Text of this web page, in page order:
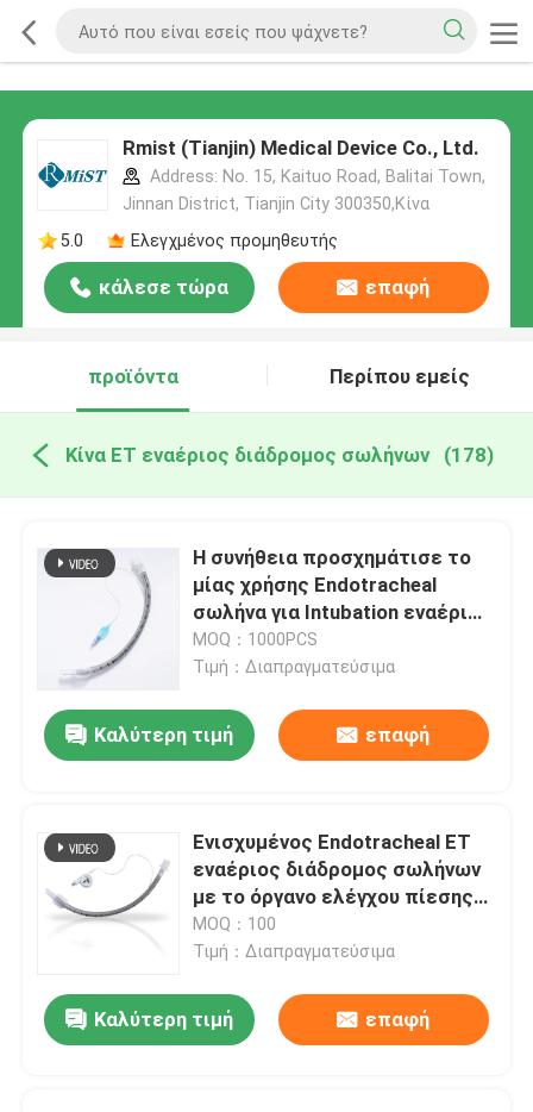
Rmist (Tianjin) Medical Device Co., Ltd.
Address: No. 15, Kaituo Road, Balitai Town,
Jinnan District, Tianjin City 300350,Κίνα
5.0
Ελεγχμένος προμηθευτής
κάλεσε τώρα επαφή
προϊόντα Περίπου εμείς
Κίνα ET εναέριος διάδρομος σωλήνων (178)
Η συνήθεια προσχημάτισε το
μίας χρήσης Endotracheal
σωλήνα για Intubation εναέριων
διαδρόμων
MOQ：1000PCS
Τιμή：Διαπραγματεύσιμα
Καλύτερη τιμή επαφή
Ενισχυμένος Endotracheal ET
εναέριος διάδρομος σωλήνων
με το όργανο ελέγχου πίεσης
Intracuff
MOQ：100
Τιμή：Διαπραγματεύσιμα
Καλύτερη τιμή επαφή